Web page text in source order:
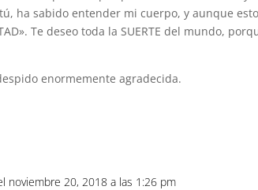
ha sabido entender mi cuerpo, y aunque
Te deseo toda la SUERTE del mundo,
enormemente agradecida.
noviembre 20, 2018 a las 1:26 pm